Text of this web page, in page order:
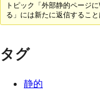
トピック「外部静的ページ
る」には新たに返信すること
タグ
静的